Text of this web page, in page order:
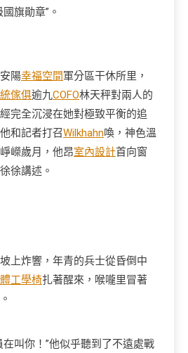
旗勛章”。
陽幸福空間軍分區干休所里，
傢俱逾九COFO林天秤對兩人的
完全沉浸在她對極致平衡的追
和記者打召Wilkhahn喚，神色溫
嶸歲月，他昂室內設計首向窗
徐講述。
炸響，年青的兵士從昏倒中
工學椅扎著醒來，喉嚨里冒著
叫你！”他似乎聽到了不遠處戰